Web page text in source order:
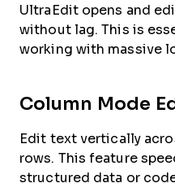
UltraEdit opens and
without lag. This is
working with massive
Column Mode
Edit text vertically
rows. This feature
structured data or